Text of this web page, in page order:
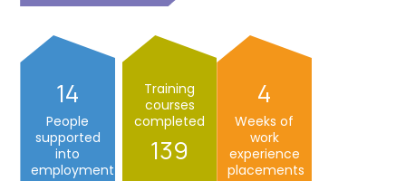
14
People
supported
into
employment
139
Training
courses
completed
4
Weeks of
work
experience
placements